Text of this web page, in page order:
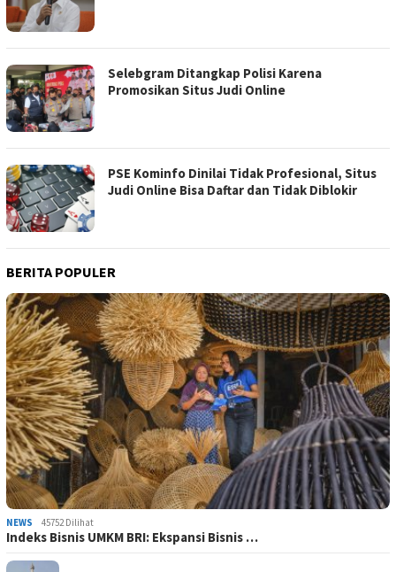
Selebgram Ditangkap Polisi Karena
Promosikan Situs Judi Online
PSE Kominfo Dinilai Tidak Profesional, Situs
Judi Online Bisa Daftar dan Tidak Diblokir
BERITA POPULER
NEWS 45752 Dilihat
Indeks Bisnis UMKM BRI: Ekspansi Bisnis …